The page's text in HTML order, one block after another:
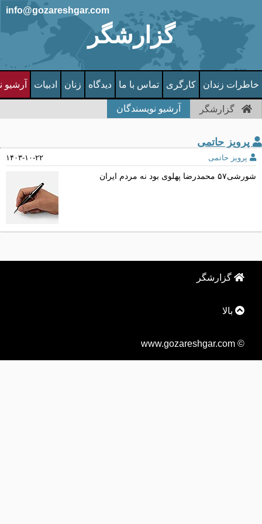
گزارشگر
info@gozareshgar.com
خاطرات زندان کارگری تماس با ما دیدگاه زنان ادبیات آرشیو
گزارشگر آرشیو نویسندگان
پرویز حاتمی
پرویز حاتمی ۱۴۰۳-۱۰-۲۲
شورشی۵۷ محمدرضا پهلوی بود نه مردم ایران
گزارشگر
بالا
© www.gozareshgar.com